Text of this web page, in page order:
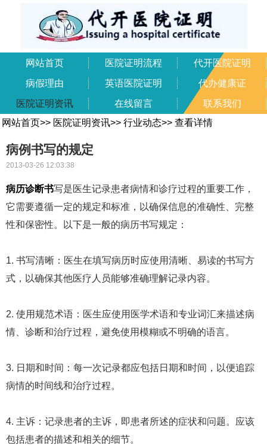
网站首页 医院证明流程
代开医院证明
病假理由
英语医院证明
代办健康证
医院证明资讯
在线留言
联系我们
网站首页>> 医院证明资讯>> 行业动态>> 查看详情
病例书写的规定
2013-03-26 12:03:38
病历诊断书写是医生记录患者病情和诊疗过程的重要工作，
它需要遵循一定的规定和标准，以确保信息的准确性、完整
性和保密性。以下是一般的病历书写规定：
1. 书写清晰：医生在填写病历时应使用清晰、易读的书写方
式，以确保其他医疗人员能够准确理解记录内容。
2. 使用规范术语：医生应使用医学术语和专业词汇来描述病
情、诊断和治疗过程，避免使用模糊或不明确的语言。
3. 日期和时间：每一次记录都应包括日期和时间，以便追踪
病情的时间线和治疗过程。
4. 主诉：记录患者的主诉，即患者所述的症状和问题。应该
包括患者的描述和相关的细节。